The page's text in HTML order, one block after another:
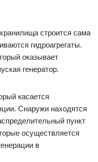
строится сама
гидроагрегаты.
оказывает
генератор.
касается
Снаружи находятся
пункт
осуществляется
в